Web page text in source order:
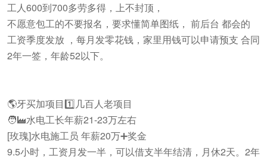
工人600到700多劳多得，上不封顶，
不愿意包工的不要报名，要求懂简单图纸， 前后台 都会的
工资季度发放 ，每月发零花钱，家里用钱可以申请预支 合同
2年一签，年龄52以下。
🌎牙买加项目1️⃣几百人老项目
🧑‍🏭水电工长年薪21-23万左右
[玫瑰]水电施工员 年薪20万➕奖金
9.5小时，工资月发一半，可以借支半年结清，月休2天。2年